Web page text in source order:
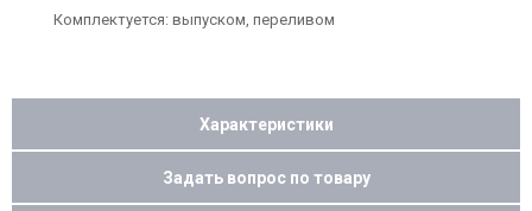
Комплектуется: выпуском, переливом
Характеристики
Задать вопрос по товару